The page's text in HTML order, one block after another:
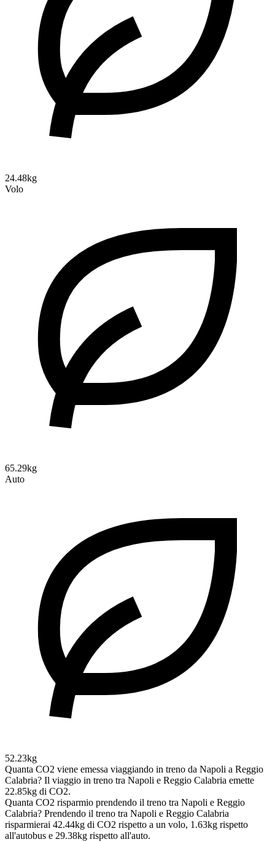
24.48kg
Volo
65.29kg
Auto
52.23kg
Quanta CO2 viene emessa viaggiando in treno da Napoli a Reggio
Calabria? Il viaggio in treno tra Napoli e Reggio Calabria emette
22.85kg di CO2.
Quanta CO2 risparmio prendendo il treno tra Napoli e Reggio
Calabria? Prendendo il treno tra Napoli e Reggio Calabria
risparmierai 42.44kg di CO2 rispetto a un volo, 1.63kg rispetto
all'autobus e 29.38kg rispetto all'auto.